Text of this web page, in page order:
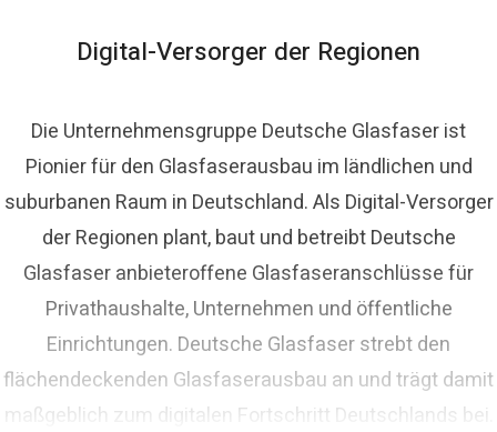
Digital-Versorger der Regionen
Die Unternehmensgruppe Deutsche Glasfaser ist
Pionier für den Glasfaserausbau im ländlichen und
suburbanen Raum in Deutschland. Als Digital-Versorger
der Regionen plant, baut und betreibt Deutsche
Glasfaser anbieteroffene Glasfaseranschlüsse für
Privathaushalte, Unternehmen und öffentliche
Einrichtungen. Deutsche Glasfaser strebt den
flächendeckenden Glasfaserausbau an und trägt damit
maßgeblich zum digitalen Fortschritt Deutschlands bei.